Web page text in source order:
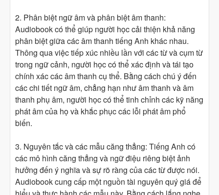
2. Phân biệt ngữ âm và phân biệt âm thanh:
Audiobook có thể giúp người học cải thiện khả năng
phân biệt giữa các âm thanh tiếng Anh khác nhau.
Thông qua việc tiếp xúc nhiều lần với các từ và cụm từ
trong ngữ cảnh, người học có thể xác định và tái tạo
chính xác các âm thanh cụ thể. Bằng cách chú ý đến
các chi tiết ngữ âm, chẳng hạn như âm thanh và âm
thanh phụ âm, người học có thể tinh chỉnh các kỹ năng
phát âm của họ và khắc phục các lỗi phát âm phổ
biến.
3. Nguyên tắc và các mẫu căng thẳng: Tiếng Anh có
các mô hình căng thẳng và ngữ điệu riêng biệt ảnh
hưởng đến ý nghĩa và sự rõ ràng của các từ được nói.
Audiobook cung cấp một nguồn tài nguyên quý giá để